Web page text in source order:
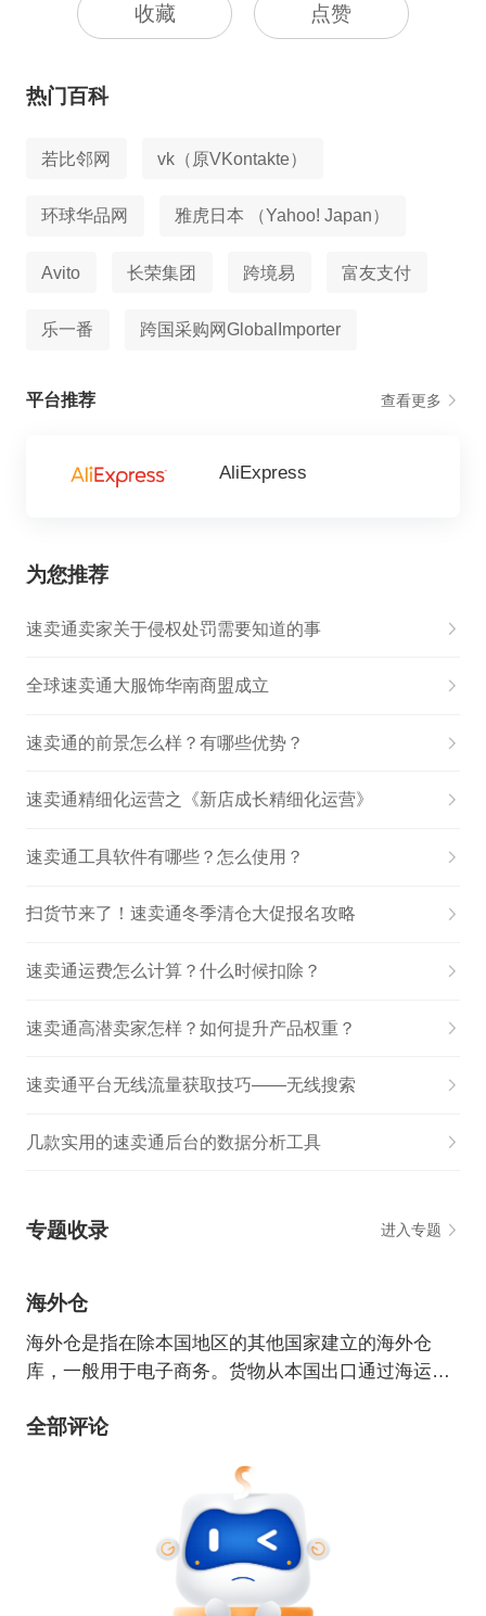
收藏 点赞
热门百科
若比邻网 vk（原VKontakte）
环球华品网 雅虎日本 （Yahoo! Japan）
Avito 长荣集团 跨境易 富友支付
乐一番 跨国采购网GlobalImporter
平台推荐 查看更多
AliExpress
为您推荐
速卖通卖家关于侵权处罚需要知道的事
全球速卖通大服饰华南商盟成立
速卖通的前景怎么样？有哪些优势？
速卖通精细化运营之《新店成长精细化运营》
速卖通工具软件有哪些？怎么使用？
扫货节来了！速卖通冬季清仓大促报名攻略
速卖通运费怎么计算？什么时候扣除？
速卖通高潜卖家怎样？如何提升产品权重？
速卖通平台无线流量获取技巧——无线搜索
几款实用的速卖通后台的数据分析工具
专题收录 进入专题
海外仓
海外仓是指在除本国地区的其他国家建立的海外仓
库，一般用于电子商务。货物从本国出口通过海运、
下单购买所需物品，卖家只需在网上操作，对海外的
出，大大缩短了从本国发货物流所需要的时间。
全部评论